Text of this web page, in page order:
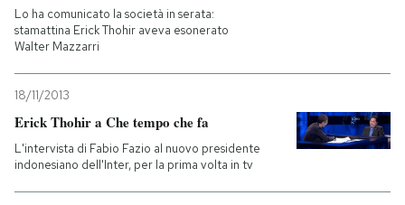
Lo ha comunicato la società in serata:
stamattina Erick Thohir aveva esonerato
Walter Mazzarri
18/11/2013
Erick Thohir a Che tempo che fa
L'intervista di Fabio Fazio al nuovo presidente
indonesiano dell'Inter, per la prima volta in tv